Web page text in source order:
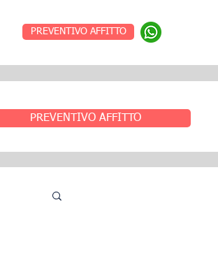
PREVENTIVO AFFITTO
PREVENTIVO AFFITTO